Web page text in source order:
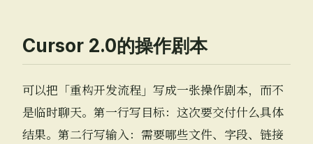
Cursor 2.0的操作剧本
可以把「重构开发流程」写成一张操作剧本，而不
是临时聊天。第一行写目标：这次要交付什么具体
结果。第二行写输入：需要哪些文件、字段、链接